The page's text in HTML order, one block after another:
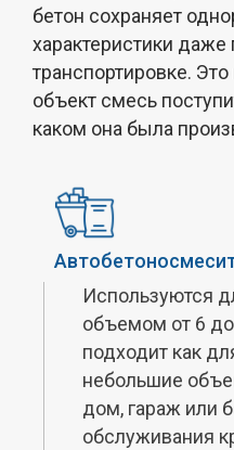
бетон сохраняет
характеристики даже
транспортировке. Это
объект смесь
каком она была
Используются
объемом от 6 до
подходит как
небольшие
дом, гараж или
обслуживания